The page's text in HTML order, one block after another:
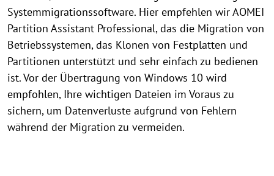
Systemmigrationssoftware. Hier empfehlen wir AOMEI
Partition Assistant Professional, das die Migration von
Betriebssystemen, das Klonen von Festplatten und
Partitionen unterstützt und sehr einfach zu bedienen
ist. Vor der Übertragung von Windows 10 wird
empfohlen, Ihre wichtigen Dateien im Voraus zu
sichern, um Datenverluste aufgrund von Fehlern
während der Migration zu vermeiden.